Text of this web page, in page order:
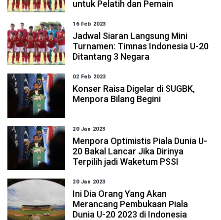
untuk Pelatih dan Pemain
16 Feb 2023
Jadwal Siaran Langsung Mini
Turnamen: Timnas Indonesia U-20
Ditantang 3 Negara
02 Feb 2023
Konser Raisa Digelar di SUGBK,
Menpora Bilang Begini
20 Jan 2023
Menpora Optimistis Piala Dunia U-
20 Bakal Lancar Jika Dirinya
Terpilih jadi Waketum PSSI
20 Jan 2023
Ini Dia Orang Yang Akan
Merancang Pembukaan Piala
Dunia U-20 2023 di Indonesia